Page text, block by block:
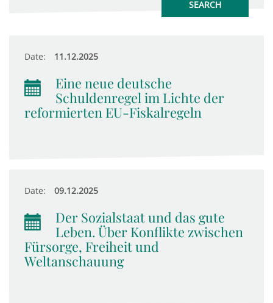
Date: 11.12.2025
Eine neue deutsche
Schuldenregel im Lichte der
reformierten EU-Fiskalregeln
Date: 09.12.2025
Der Sozialstaat und das gute
Leben. Über Konflikte zwischen
Fürsorge, Freiheit und
Weltanschauung